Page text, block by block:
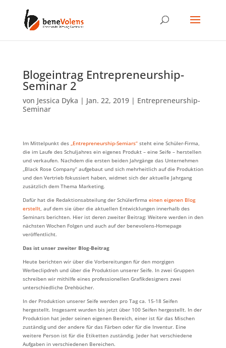
Blogeintrag Entrepreneurship-
Seminar 2
von Jessica Dyka | Jan. 22, 2019| Entrepreneurship-
Seminar
Im Mittelpunkt des„Entrepreneurship-Semiars“steht eine Schüler-Firma,
die im Laufe des Schuljahres ein eigenes Produkt – eine Seife – herstellen
und verkaufen. Nachdem die ersten beiden Jahrgänge das Unternehmen
„Black Rose Company“ aufgebaut und sich mehrheitlich auf die Produktion
und den Vertrieb fokussiert haben, widmet sich der aktuelle Jahrgang
zusätzlich dem Thema Marketing.
Dafür hat die Redaktionsabteilung der Schülerfirma einen eigenen Blog
erstellt, auf dem sie über die aktuellen Entwicklungen innerhalb des
Seminars berichten. Hier ist deren zweiter Beitrag: Weitere werden in den
nächsten Wochen Folgen und auch auf der benevolens-Homepage
veröffentlicht.
Das ist unser zweiter Blog-Beitrag
Heute berichten wir über die Vorbereitungen für den morgigen
Werbeclipdreh und über die Produktion unserer Seife. In zwei Gruppen
schreiben wir mithilfe eines professionellen Grafikdesigners zwei
unterschiedliche Drehbücher.
In der Produktion unserer Seife werden pro Tag ca. 15-18 Seifen
hergestellt. Insgesamt wurden bis jetzt über 100 Seifen hergestellt. In der
Produktion hat jeder seinen eigenen Bereich, einer ist für das Mischen
zuständig und der andere für das Färben oder für die Inventur. Eine
weitere Person ist für die Etiketten zuständig. Jeder hat verschiedene
Aufgaben in verschiedenen Bereichen.